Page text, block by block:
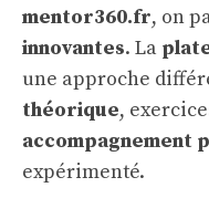
mentor360.fr, on
innovantes. La
une approche
théorique,
accompagnement
expérimenté.